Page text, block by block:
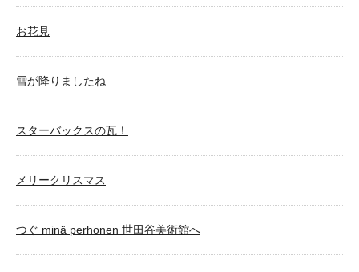
お花見
雪が降りましたね
スターバックスの瓦！
メリークリスマス
つぐ minä perhonen 世田谷美術館へ